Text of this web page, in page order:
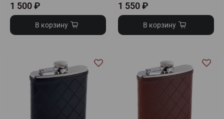
1 500 ₽
В корзину
1 550 ₽
В корзину